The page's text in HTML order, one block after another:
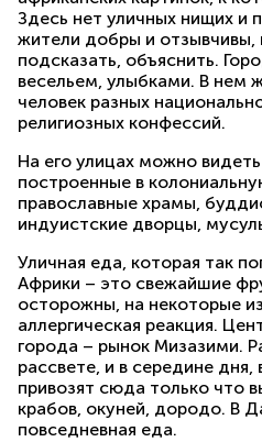
Здесь нет уличных нищих и
жители добры и отзывчивы,
подсказать, объяснить.
весельем, улыбками. В нем
человек разных
религиозных конфессий.
На его улицах можно
построенные в
православные храмы,
индуистские дворцы,
Уличная еда, которая так
Африки – это свежайшие
осторожны, на некоторые
аллергическая реакция.
города – рынок Мизазими.
рассвете, и в середине дня,
привозят сюда только что
крабов, окуней, дородо. В
повседневная еда.